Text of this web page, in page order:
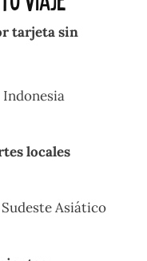
tarjeta sin
Indonesia
locales
Asiático